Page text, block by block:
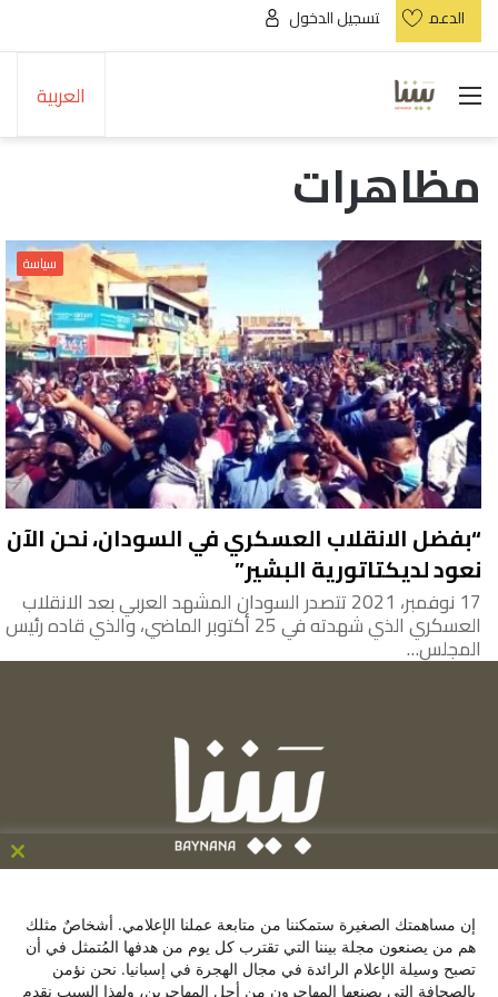
الدعم تسجيل الدخول
العربية القائمة
مظاهرات
سياسة
“بفضل الانقلاب العسكري في السودان، نحن الآن
نعود لديكتاتورية البشير”
17 نوفمبر، 2021 تتصدر السودان المشهد العربي بعد الانقلاب
العسكري الذي شهدته في 25 أكتوبر الماضي، والذي قاده رئيس
المجلس…
C/ de la Victoria 9, 1º, 28012, Madrid ,España
+34641137976
contacto@baynana.es
إن مساهمتك الصغيرة ستمكننا من متابعة عملنا الإعلامي. أشخاصٌ مثلك
هم من يصنعون مجلة بيننا التي تقترب كل يوم من هدفها المُتمثل في أن
تصبح وسيلة الإعلام الرائدة في مجال الهجرة في إسبانيا. نحن نؤمن
بالصحافة التي يصنعها المهاجرون من أجل المهاجرين، ولهذا السبب نقدم